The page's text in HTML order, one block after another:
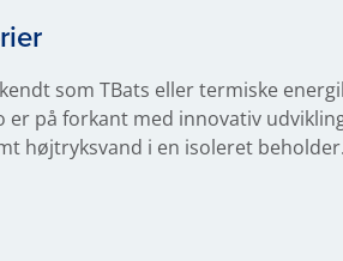
som TBats eller termiske
er på forkant med innovativ
højtryksvand i en isoleret